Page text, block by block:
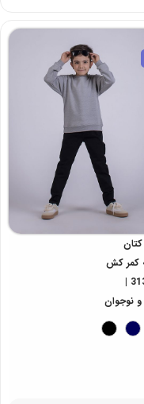
کمر کش
آنالی 313 |
نوجوان